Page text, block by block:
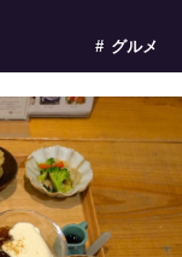
グルメ